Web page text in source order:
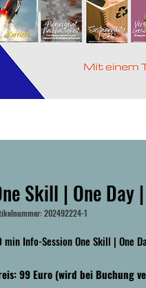
Skill | One Day
202492224-1
min Info-Session One Skill | One
99 Euro (wird bei Buchung